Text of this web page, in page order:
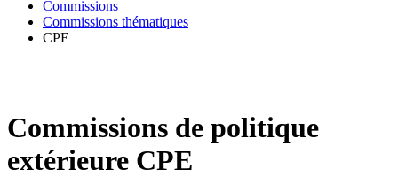
Commissions
Commissions thématiques
CPE
Commissions de politique
extérieure CPE